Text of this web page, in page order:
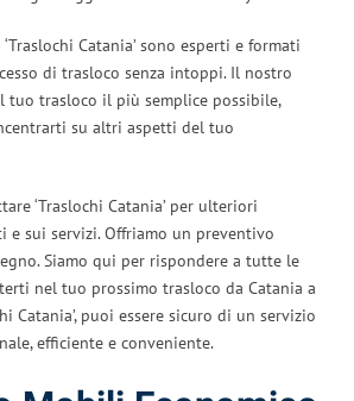
Catania’ sono esperti e formati
di trasloco senza intoppi. Il nostro
tuo trasloco il più semplice possibile,
su altri aspetti del tuo
‘Traslochi Catania’ per ulteriori
e sui servizi. Offriamo un preventivo
Siamo qui per rispondere a tutte le
nel tuo prossimo trasloco da Catania a
Catania’, puoi essere sicuro di un servizio
efficiente e conveniente.